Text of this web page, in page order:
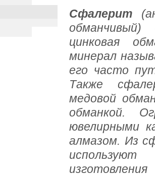
Сфалерит
цинковая
минерал
его часто
Также
медовой
обманкой.
ювелирными
алмазом. Из